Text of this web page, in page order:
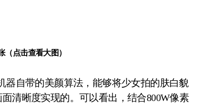
（点击查看大图）
清晰度实现的。可以看出，结合800W像素